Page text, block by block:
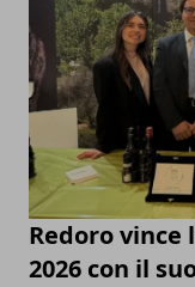
Redoro vince
2026 con il